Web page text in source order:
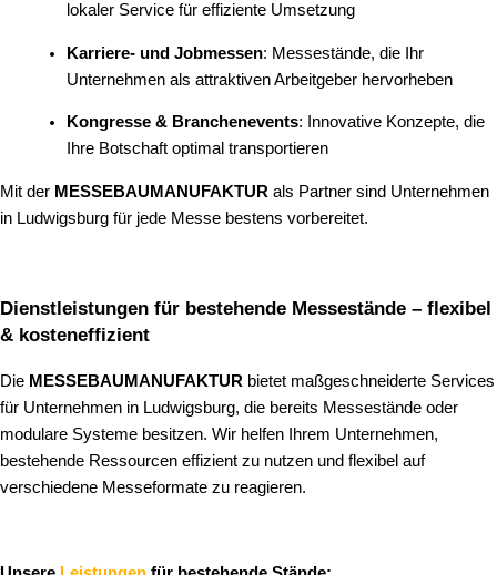
lokaler Service für effiziente Umsetzung
Karriere- und Jobmessen: Messestände, die Ihr
Unternehmen als attraktiven Arbeitgeber hervorheben
Kongresse & Branchenevents: Innovative Konzepte, die
Ihre Botschaft optimal transportieren
Mit der MESSEBAUMANUFAKTUR als Partner sind Unternehmen
in Ludwigsburg für jede Messe bestens vorbereitet.
Dienstleistungen für bestehende Messestände – flexibel
& kosteneffizient
Die MESSEBAUMANUFAKTUR bietet maßgeschneiderte Services
für Unternehmen in Ludwigsburg, die bereits Messestände oder
modulare Systeme besitzen. Wir helfen Ihrem Unternehmen,
bestehende Ressourcen effizient zu nutzen und flexibel auf
verschiedene Messeformate zu reagieren.